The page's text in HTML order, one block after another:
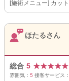
[施術メニュー] カッ
ほたるさん
総合 5 ★★★★★
雰囲気： 5 接客サービス：